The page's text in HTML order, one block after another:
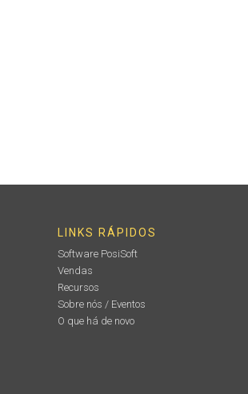
LINKS RÁPIDOS
Software PosiSoft
Vendas
Recursos
Sobre nós / Eventos
O que há de novo